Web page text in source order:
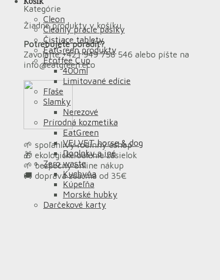
Žiadne produkty v košíku.
Potrebujete poradiť?
Zavolajte +421 949 756 546 alebo píšte na
info@eatgreen.eco
🌱 spoľahlivý rodinný eshop
🎁 ekologické balenie zásielok
🌱 bezpečný online nákup
🚚 doprava zdarma od 35€
Kategórie
Cleon
Cleanly pracie pásiky
Čistiace tablety
EatGreen produkty
Ecoffee Cup
400ml
Limitované edície
Fľaše
Slamky
Nerezové
Prírodná kozmetika
EatGreen
VELVET horse & dog
Doplnky a iné
Zero waste
Kuchyňa
Kúpeľňa
Morské hubky
Darčekové karty